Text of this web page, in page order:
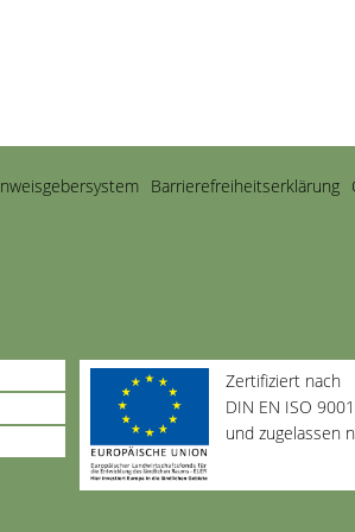
Barriere­freiheits­erklärung
Zertifiziert nach
DIN EN ISO
und zugelassen